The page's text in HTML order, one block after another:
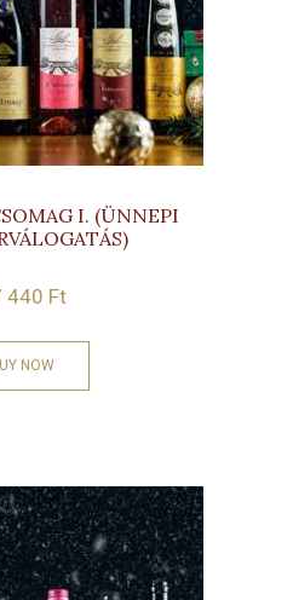
I. (ÜNNEPI
440 Ft
NOW